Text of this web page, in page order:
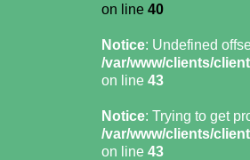
on line 40
Notice: Undefined
/var/www/clients/
on line 43
Notice: Trying to get
/var/www/clients/
on line 43